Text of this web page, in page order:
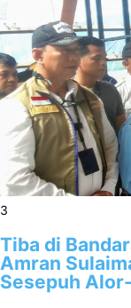
3
Tiba di
Amran
Sesepuh